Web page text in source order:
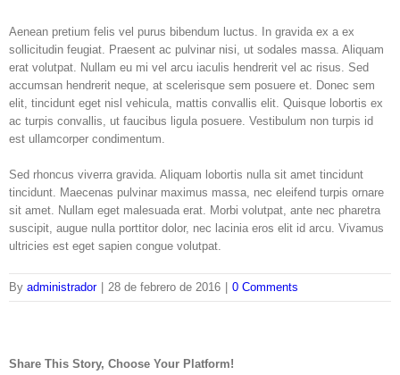
Aenean pretium felis vel purus bibendum luctus. In gravida ex a ex
sollicitudin feugiat. Praesent ac pulvinar nisi, ut sodales massa. Aliquam
erat volutpat. Nullam eu mi vel arcu iaculis hendrerit vel ac risus. Sed
accumsan hendrerit neque, at scelerisque sem posuere et. Donec sem
elit, tincidunt eget nisl vehicula, mattis convallis elit. Quisque lobortis ex
ac turpis convallis, ut faucibus ligula posuere. Vestibulum non turpis id
est ullamcorper condimentum.
Sed rhoncus viverra gravida. Aliquam lobortis nulla sit amet tincidunt
tincidunt. Maecenas pulvinar maximus massa, nec eleifend turpis ornare
sit amet. Nullam eget malesuada erat. Morbi volutpat, ante nec pharetra
suscipit, augue nulla porttitor dolor, nec lacinia eros elit id arcu. Vivamus
ultricies est eget sapien congue volutpat.
By administrador 28 de febrero de 2016 0 Comments
Share This Story, Choose Your Platform!